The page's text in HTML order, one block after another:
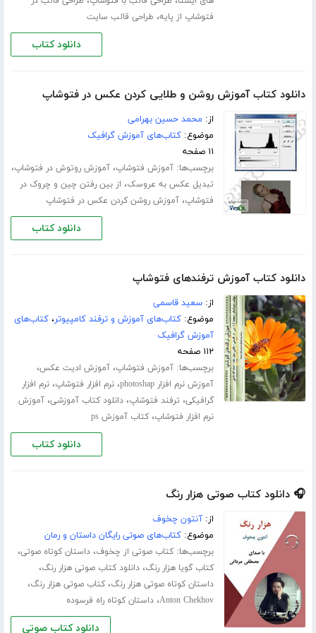
فتوشاپ از پایه، طراحی قالب سایت
دانلود کتاب
دانلود کتاب آموزش روشن و طلایی کردن عکس در فتوشاپ
از: محمد حسین بهرامی
موضوع:کتاب‌های آموزش گرافیک
۱۱ صفحه
برچسب‌ها:آموزش فتوشاپ،آموزش روتوش در فتوشاپ،
تبدیل عکس به عروسک، از بین رفتن چین و چروک در
فتوشاپ،آموزش روشن کردن عکس در فتوشاپ
دانلود کتاب
دانلود کتاب آموزش ترفندهای فتوشاپ
از:سعید قاسمی
موضوع:کتاب‌های آموزش و ترفند کامپیوتر،کتاب‌های
آموزش گرافیک
۱۱۲ صفحه
برچسب‌ها:آموزش فتوشاپ،آموزش ادیت عکس،
آموزش نرم افزار photoshap ،نرم افزار فتوشاپ،نرم افزار
گرافیکی، ترفند فتوشاپ،دانلود کتاب آموزشی،آموزش
نرم افزار فتوشاپ،کتاب آموزش ps
دانلود کتاب
🎧 دانلود کتاب صوتی هزار رنگ
از:آنتون چخوف
موضوع:کتاب‌های صوتی رایگان داستان و رمان
برچسب‌ها:کتاب صوتی از چخوف،داستان کوتاه صوتی،
کتاب گویا هزار رنگ،دانلود کتاب صوتی هزار رنگ،
داستان کوتاه صوتی هزار رنگ،کتاب صوتی هزار رنگ،
Anton Chekhov،داستان کوتاه راه فرسوده
دانلود کتاب صوتی